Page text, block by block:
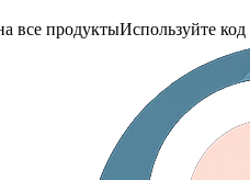
все продуктыИспользуйте код